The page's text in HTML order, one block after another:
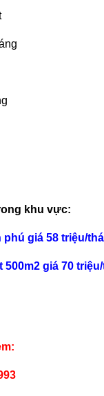
khu vực:
giá 58 triệu/
giá 70
Điền